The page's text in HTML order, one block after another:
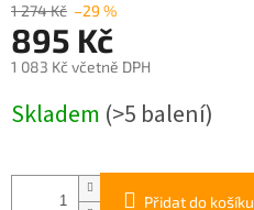
1 274 Kč –29 %
895 Kč
1 083 Kč včetně DPH
cena:
Skladem (>5 balení)
Přidat do košíku